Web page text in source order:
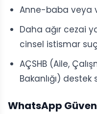
Anne-baba veya
Daha ağır cezai
cinsel istismar
AÇSHB (Aile,
Bakanlığı) destek
WhatsApp